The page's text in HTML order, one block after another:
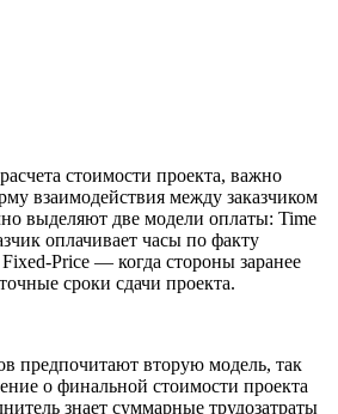
стоимости проекта, важно
взаимодействия между заказчиком
выделяют две модели оплаты: Time
оплачивает часы по факту
Price — когда стороны заранее
сроки сдачи проекта.
предпочитают вторую модель, так
о финальной стоимости проекта
знает суммарные трудозатраты